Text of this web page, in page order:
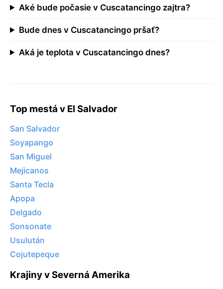
Aké bude počasie v Cuscatancingo zajtra?
Bude dnes v Cuscatancingo pršať?
Aká je teplota v Cuscatancingo dnes?
Top mestá v El Salvador
San Salvador
Soyapango
San Miguel
Mejicanos
Santa Tecla
Apopa
Delgado
Sonsonate
Usulután
Cojutepeque
Krajiny v Severná Amerika